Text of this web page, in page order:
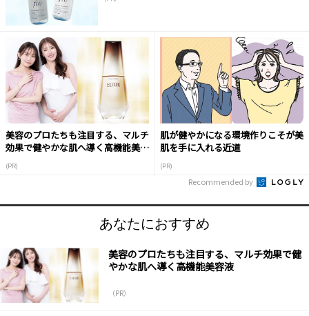
美容のプロたちも注目する、マルチ
効果で健やかな肌へ導く高機能美容
(PR)
肌が健やかになる環境作りこそが美
肌を手に入れる近道
(PR)
Recommended by
あなたにおすすめ
美容のプロたちも注目する、マルチ効果で健
やかな肌へ導く高機能美容液
（PR）